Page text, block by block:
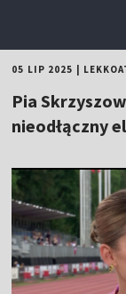
05 LIP 2025
Pia
nieodłączny